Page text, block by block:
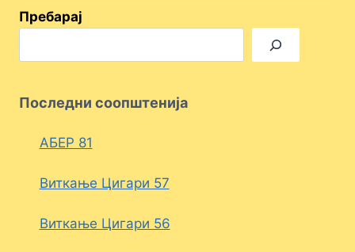
Пребарај
Последни соопштенија
АБЕР 81
Виткање Цигари 57
Виткање Цигари 56